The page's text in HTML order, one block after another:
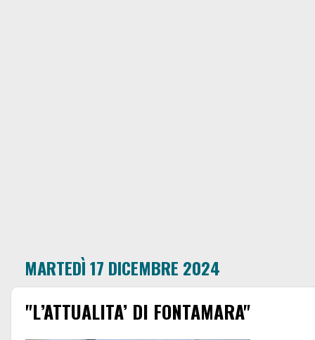
MARTEDÌ 17 DICEMBRE 2024
"L’ATTUALITA’ DI FONTAMARA"